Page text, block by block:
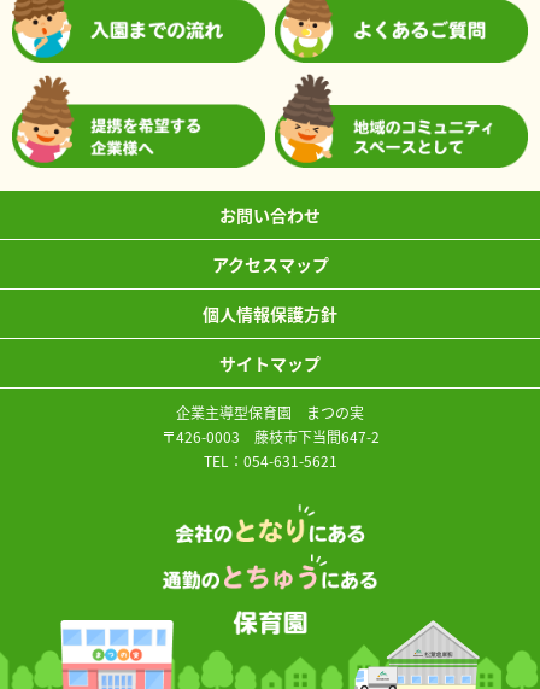
お問い合わせ
アクセスマップ
個人情報保護方針
サイトマップ
企業主導型保育園 まつの実
〒426-0003 藤枝市下当間647-2
TEL： 054-631-5621